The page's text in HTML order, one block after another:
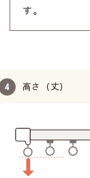
す。
高さ（丈）